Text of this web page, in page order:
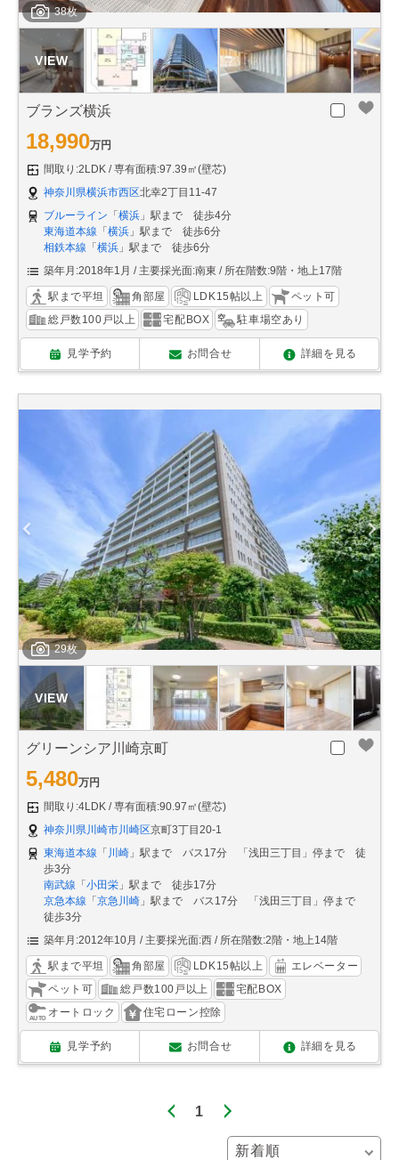
38枚
ブランズ横浜
18,990万円
間取り:2LDK
専有面積:97.39㎡(壁芯)
神奈川県横浜市西区北幸2丁目11-47
ブルーライン 「 横浜 」駅まで 徒歩4分
東海道本線 「 横浜 」駅まで 徒歩6分
相鉄本線 「 横浜 」駅まで 徒歩6分
築年月:2018年1月
主要採光面:南東 所在階数:9階・地上17階
駅まで平坦 角部屋 LDK15帖以上
ペット可
総戸数100戸以上
宅配BOX 駐車場空あり
見学予約 お問合せ 詳細を見る
29枚
グリーンシア川崎京町
5,480万円
間取り:4LDK
専有面積:90.97㎡(壁芯)
神奈川県川崎市川崎区京町3丁目20-1
東海道本線 「 川崎 」駅まで バス17分 「浅田三丁目」停まで 徒
歩3分
南武線 「 小田栄 」駅まで 徒歩17分
京急本線 「 京急川崎 」駅まで バス17分 「浅田三丁目」停まで
徒歩3分
築年月:2012年10月
主要採光面:西 所在階数:2階・地上14階
駅まで平坦 角部屋 LDK15帖以上
エレベーター
ペット可
総戸数100戸以上
宅配BOX
オートロック
住宅ローン控除
見学予約 お問合せ 詳細を見る
1